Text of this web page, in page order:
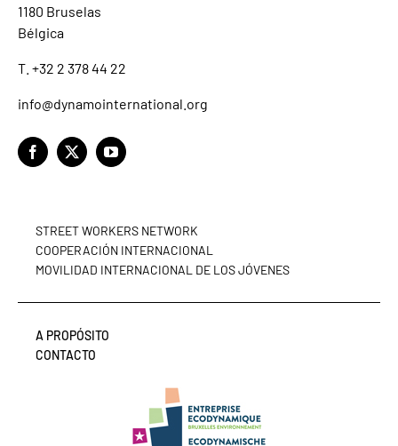
1180 Bruselas
Bélgica
T. +32 2 378 44 22
info@dynamointernational.org
STREET WORKERS NETWORK
COOPERACIÓN INTERNACIONAL
MOVILIDAD INTERNACIONAL DE LOS JÓVENES
A PROPÓSITO
CONTACTO